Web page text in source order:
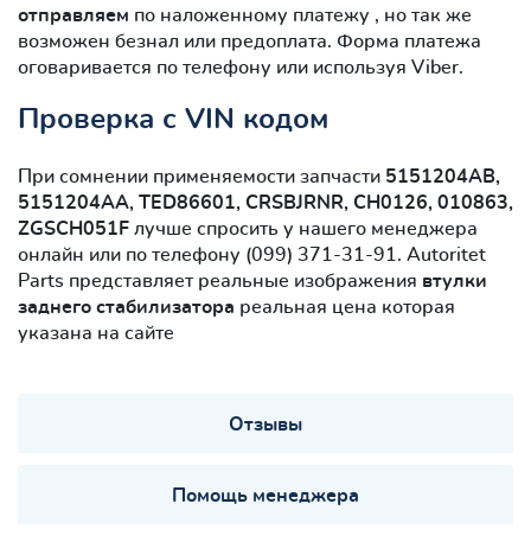
отправляем по наложенному платежу , но так же
возможен безнал или предоплата. Форма платежа
оговаривается по телефону или используя Viber.
Проверка с VIN кодом
При сомнении применяемости запчасти 5151204AB,
5151204AA, TED86601, CRSBJRNR, CH0126, 010863,
ZGSCH051F лучше спросить у нашего менеджера
онлайн или по телефону (099) 371-31-91. Autoritet
Parts представляет реальные изображения втулки
заднего стабилизатора реальная цена которая
указана на сайте
Отзывы
Помощь менеджера